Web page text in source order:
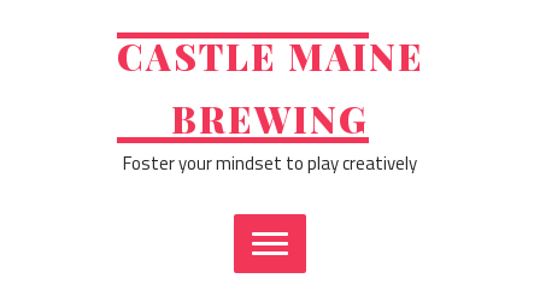
CASTLE MAINE
BREWING
Foster your mindset to play creatively